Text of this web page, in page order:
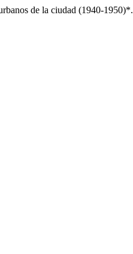
de la ciudad (1940-1950)*.